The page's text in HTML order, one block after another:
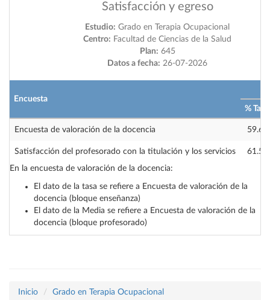
Satisfacción y egreso
Estudio: Grado en Terapia Ocupacional
Centro: Facultad de Ciencias de la Salud
Plan: 645
Datos a fecha: 26-07-2026
Encuesta
% Tasa
Encuesta de valoración de la docencia 59.69
Satisfacción del profesorado con la titulación y los servicios
61.54
En la encuesta de valoración de la docencia:
El dato de la tasa se refiere a Encuesta de valoración de la
docencia (bloque enseñanza)
El dato de la Media se refiere a Encuesta de valoración de la
docencia (bloque profesorado)
Inicio
Grado en Terapia Ocupacional